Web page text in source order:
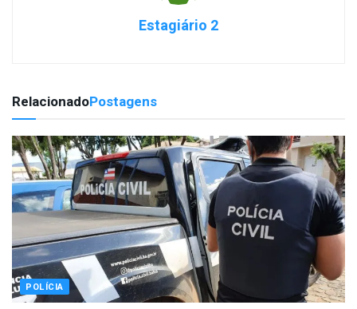
Estagiário 2
RelacionadoPostagens
POLÍCIA